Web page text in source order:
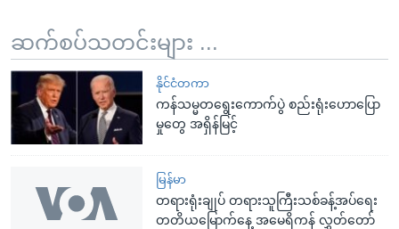
ဆက်စပ်သတင်းများ ...
နိုင်ငံတကာ
ကန်သမ္မတရွေးကောက်ပွဲ စည်းရုံးဟောပြော
မှုတွေ အရှိန်မြင့်
မြန်မာ
တရားရုံးချုပ် တရားသူကြီးသစ်ခန့်အပ်ရေး
တတိယမြောက်နေ့ အမေရိကန် လွှတ်တော်